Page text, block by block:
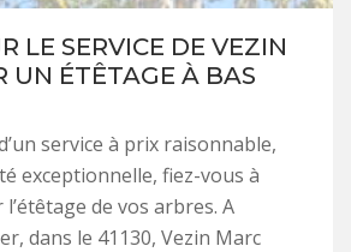
LE SERVICE DE VEZIN
UN ÉTÊTAGE À BAS
service à prix raisonnable,
exceptionnelle, fiez-vous à
de vos arbres. A
dans le 41130, Vezin Marc